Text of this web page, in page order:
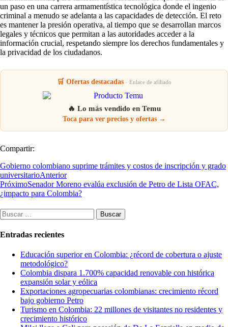
un paso en una carrera armamentística tecnológica donde el ingenio
criminal a menudo se adelanta a las capacidades de detección. El reto
es mantener la presión operativa, al tiempo que se desarrollan marcos
legales y técnicos que permitan a las autoridades acceder a la
información crucial, respetando siempre los derechos fundamentales y
la privacidad de los ciudadanos.
🛒 Ofertas destacadas · Enlace de afiliado
🔥 Lo más vendido en Temu
Toca para ver precios y ofertas →
Compartir:
Gobierno colombiano suprime trámites y costos de inscripción y grado
universitarioAnterior
PróximoSenador Moreno evalúa exclusión de Petro de Lista OFAC,
¿impacto para Colombia?
Buscar:
Entradas recientes
Educación superior en Colombia: ¿récord de cobertura o ajuste
metodológico?
Colombia dispara 1.700% capacidad renovable con histórica
expansión solar y eólica
Exportaciones agropecuarias colombianas: crecimiento récord
bajo gobierno Petro
Turismo en Colombia: 22 millones de visitantes no residentes y
crecimiento histórico